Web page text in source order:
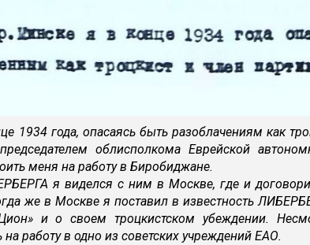
1934 года, опасаясь быть разоблачениям как
облисполкома Еврейской
меня на работу в Биробиджане.
я виделся с ним в Москве, где и
же в Москве я поставил в известность
и о своем троцкистском убеждении.
работу в одно из советских учреждений ЕАО.